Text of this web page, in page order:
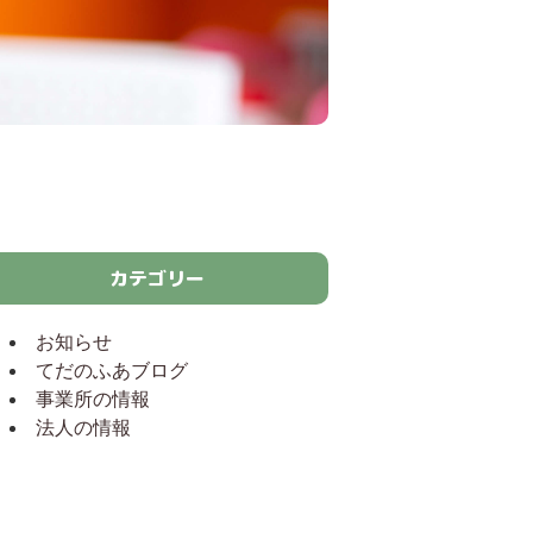
カテゴリー
お知らせ
てだのふあブログ
事業所の情報
法人の情報